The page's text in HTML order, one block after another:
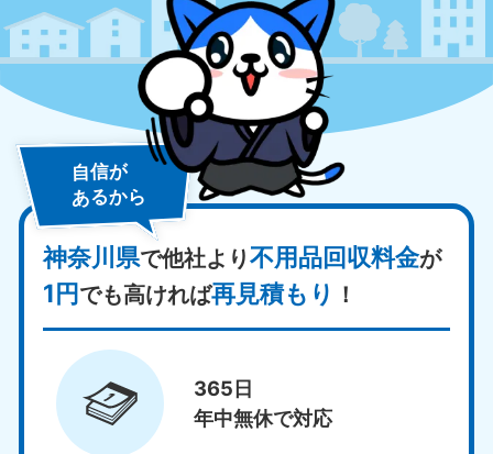
自信が
あるから
神奈川県で他社より不用品回収料金が
1円でも高ければ再見積もり ！
365日
年中無休で対応